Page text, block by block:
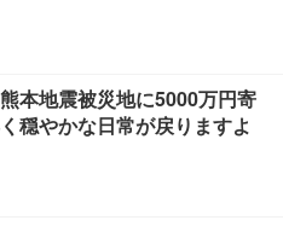
本地震被災地に5000万円寄
穏やかな日常が戻りますよ